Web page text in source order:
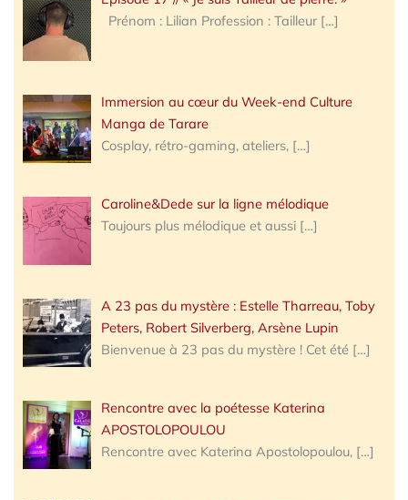
Prénom : Lilian Profession : Tailleur […]
Immersion au cœur du Week-end Culture
Manga de Tarare
Cosplay, rétro-gaming, ateliers, […]
Caroline&Dede sur la ligne mélodique
Toujours plus mélodique et aussi […]
A 23 pas du mystère : Estelle Tharreau, Toby
Peters, Robert Silverberg, Arsène Lupin
Bienvenue à 23 pas du mystère ! Cet été […]
Rencontre avec la poétesse Katerina
APOSTOLOPOULOU
Rencontre avec Katerina Apostolopoulou, […]